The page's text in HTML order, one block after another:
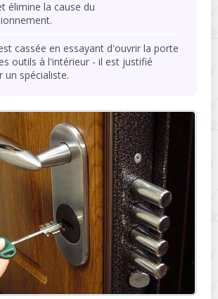
élimine la cause du
cassée en essayant d'ouvrir la porte
outils à l'intérieur - il est justifié
un spécialiste.